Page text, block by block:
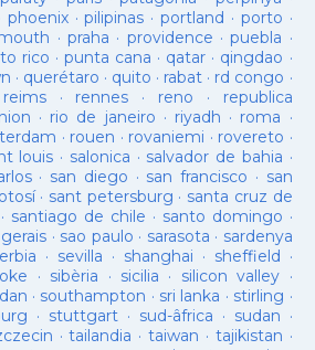
phoenix·pilipinas ·portland · porto ·
·praha · providence ·puebla ·
rico ·punta cana · qatar · qingdao ·
· querétaro · quito · rabat · rd congo ·
reims· rennes · reno · republica
· rio de janeiro · riyadh · roma ·
· rouen · rovaniemi · rovereto ·
louis · salonica · salvador de bahia ·
· san diego · san francisco · san
· sant petersburg · santa cruz de
· santiago de chile · santo domingo ·
· sao paulo · sarasota · sardenya
· sevilla · shanghai · sheffield ·
· sibèria · sicilia · silicon valley ·
· southampton · sri lanka · stirling ·
· stuttgart· sud-âfrica · sudan ·
·tailandia ·taiwan · tajikistan ·